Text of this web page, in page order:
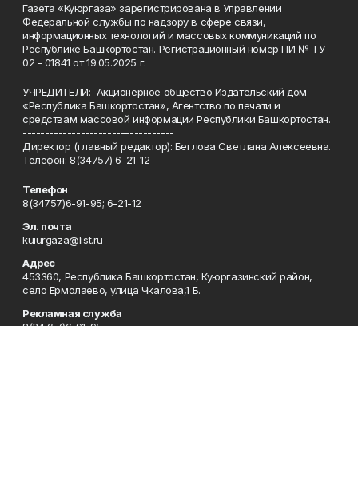
Газета «Куюргаза» зарегистрирована в Управлении
Федеральной службы по надзору в сфере связи,
информационных технологий и массовых коммуникаций по
Республике Башкортостан. Регистрационный номер ПИ № ТУ
02 - 01841 от 19.05.2025 г.
УЧРЕДИТЕЛИ: Акционерное общество Издательский дом
«Республика Башкортостан», Агентство по печати и
средствам массовой информации Республики Башкортостан.
----------------------------------
Директор (главный редактор): Беглова Светлана Алексеевна.
Телефон: 8(34757) 6-21-12
Телефон
8(34757)6-91-95; 6-21-12
Эл. почта
kuiurgaza@list.ru
Адрес
453360, Республика Башкортостан, Куюргазинский район,
село Ермолаево, улица Чкалова,1 Б.
Рекламная служба
8(34757)6-91-95